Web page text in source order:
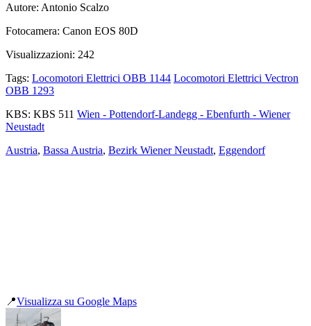
Autore: Antonio Scalzo
Fotocamera: Canon EOS 80D
Visualizzazioni: 242
Tags: Locomotori Elettrici OBB 1144 Locomotori Elettrici Vectron
OBB 1293
KBS: KBS 511 Wien - Pottendorf-Landegg - Ebenfurth - Wiener
Neustadt
Austria, Bassa Austria, Bezirk Wiener Neustadt, Eggendorf
📍Visualizza su Google Maps